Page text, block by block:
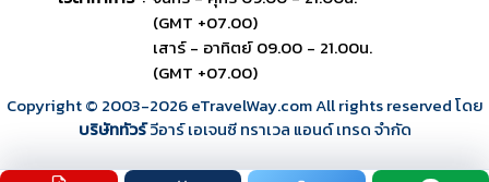
(GMT +07.00)
เสาร์ - อาทิตย์ 09.00 - 21.00น.
(GMT +07.00)
Copyright © 2003-2026eTravelWay.com All rights reserved โดย
บริษัททัวร์วีอาร์ เอเจนซี ทราเวล แอนด์ เทรด จำกัด